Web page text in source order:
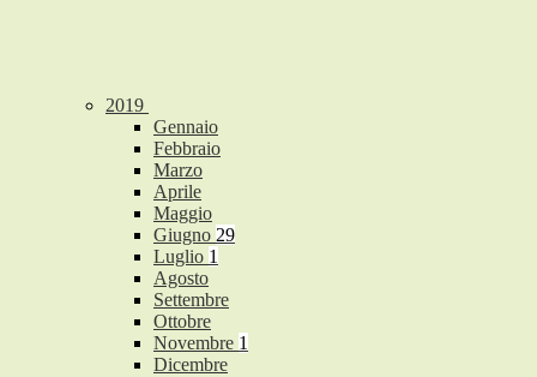
2019
Gennaio
Febbraio
Marzo
Aprile
Maggio
Giugno 29
Luglio 1
Agosto
Settembre
Ottobre
Novembre 1
Dicembre